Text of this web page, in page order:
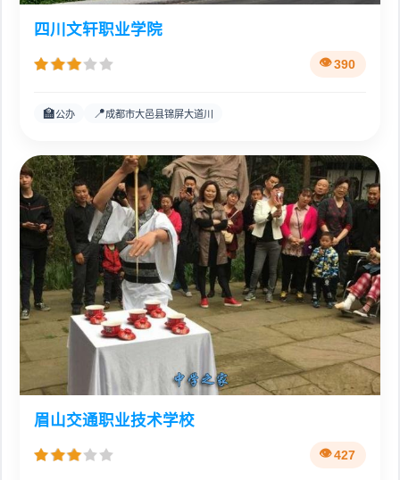
四川文轩职业学院
390
🏫公办 📍成都市大邑县锦屏大道川
眉山交通职业技术学校
427